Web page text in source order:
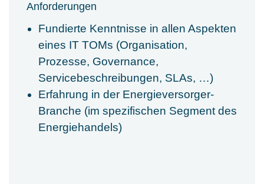
Anforderungen
Fundierte Kenntnisse in allen Aspekten
eines IT TOMs (Organisation,
Prozesse, Governance,
Servicebeschreibungen, SLAs, …)
Erfahrung in der Energieversorger-
Branche (im spezifischen Segment des
Energiehandels)